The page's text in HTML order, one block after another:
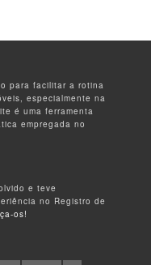
para facilitar a rotina
especialmente na
é uma ferramenta
empregada no
e teve
no Registro de
os!